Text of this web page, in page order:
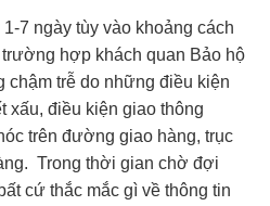
7 ngày tùy vào khoảng cách
hợp khách quan Bảo hộ
trễ do những điều kiện
xấu, điều kiện giao thông
trên đường giao hàng, trục
Trong thời gian chờ đợi
cứ thắc mắc gì về thông tin